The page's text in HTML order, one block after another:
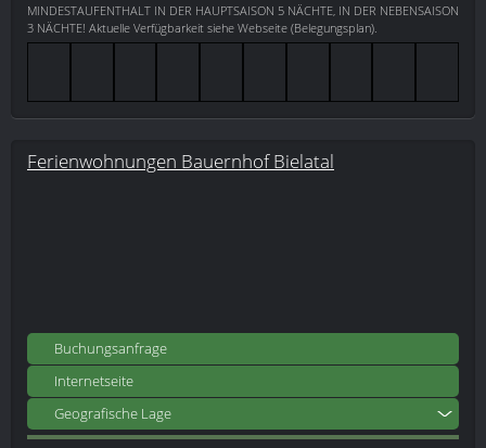
MINDESTAUFENTHALT IN DER HAUPTSAISON 5 NÄCHTE, IN DER NEBENSAISON
3 NÄCHTE! Aktuelle Verfügbarkeit siehe Webseite (Belegungsplan).
Ferienwohnungen Bauernhof Bielatal
Buchungsanfrage
Internetseite
Geografische Lage